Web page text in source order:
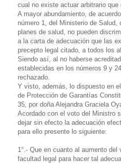
cual no existe actuar arbitrario que
A mayor abundamiento, de
número 1, del Ministerio de
planes de salud, no pueden
a la carta de adecuación que las
precepto legal citado, a todos los
Siendo así, al no haberse
establecidas en los números 9 y
rechazado.
Y visto, además, lo dispuesto en
de Protección de Garantías
35, por doña Alejandra Graciela
Acordado con el voto del Ministro
dejar sin efecto la adecuación
para ello presente lo siguiente:
1°.- Que en cuanto al aumento
facultad legal para hacer tal